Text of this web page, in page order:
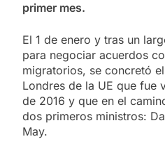
primer mes.
El 1 de enero y tras un
para negociar acuerdos
migratorios, se concretó
Londres de la UE que fue
de 2016 y que en el
dos primeros ministros:
May.